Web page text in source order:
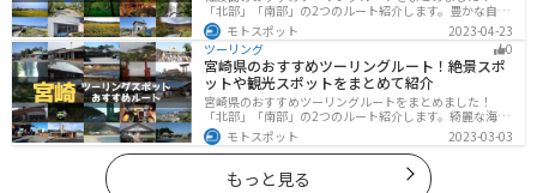
「北部」「南部」の2つのルート紹介します。豊かな自然
と歴史的なスポット、トキなどの貴重な動物を見られる
スポットが多数あります。バイクで佐渡島にツーリング
に行く際は参考にしてください。
モトスポット
2023-04-23
ツーリング
0
宮崎県のおすすめツーリングルート！絶景スポ
ットや観光スポットをまとめて紹介
宮崎県のおすすめツーリングルートをまとめました！
「北部」「南部」の2つのルート紹介します。綺麗な海岸
線が特徴的な海・自然豊かな山・趣のある神社を満喫す
るツーリングができます。バイクで宮崎県にツーリング
に行く際は参考にしてください。
モトスポット 2023-03-03
もっと見る